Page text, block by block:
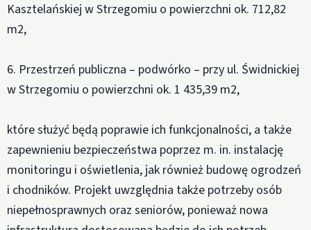
Kasztelańskiej w Strzegomiu o powierzchni ok. 712,82
m2,
6. Przestrzeń publiczna – podwórko – przy ul. Świdnickiej
w Strzegomiu o powierzchni ok. 1 435,39 m2,
które służyć będą poprawie ich funkcjonalności, a także
zapewnieniu bezpieczeństwa poprzez m. in. instalację
monitoringu i oświetlenia, jak również budowę ogrodzeń
i chodników. Projekt uwzględnia także potrzeby osób
niepełnosprawnych oraz seniorów, ponieważ nowa